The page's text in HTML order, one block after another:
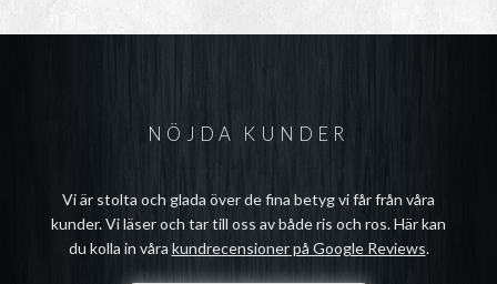
NÖJDA KUNDER
Vi är stolta och glada över de fina betyg vi får från våra
kunder. Vi läser och tar till oss av både ris och ros. Här kan
du kolla in våra kundrecensioner på Google Reviews.